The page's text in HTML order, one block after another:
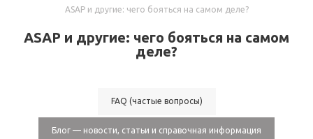
ASAP и другие: чего бояться на самом деле?
ASAP и другие: чего бояться на самом
деле?
FAQ (частые вопросы)
Блог — новости, статьи и справочная информация